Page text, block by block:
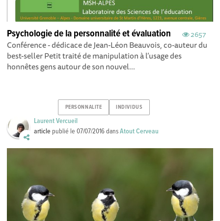
2657
Psychologie de la personnalité et évaluation
Conférence - dédicace de Jean-Léon Beauvois, co-auteur du
best-seller Petit traité de manipulation à l’usage des
honnêtes gens autour de son nouvel...
PERSONNALITE INDIVIDUS
Laurent Vercueil
article publié le07/07/2016dansAtout Cerveau